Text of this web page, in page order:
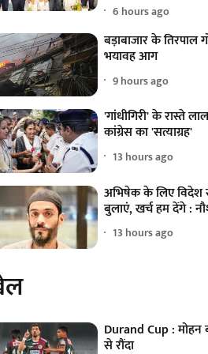
6 hours ago
बड़ाबाजार के तिरपाल
भयावह आग
9 hours ago
'गांधीगिरी' के रास्ते
कांग्रेस का 'सत्याग्रह'
13 hours ago
अभिषेक के लिए विदेश
बुलाएं, खर्च हम देंगे :
13 hours ago
Durand Cup : मोहन
से रौंदा